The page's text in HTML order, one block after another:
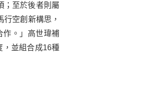
；至於後者則屬
空創新構思，
作。」高世瑋補
，並組合成16種